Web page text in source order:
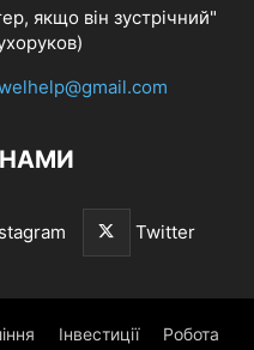
якщо він зустрічний"
Twitter
Інвестиції Робота